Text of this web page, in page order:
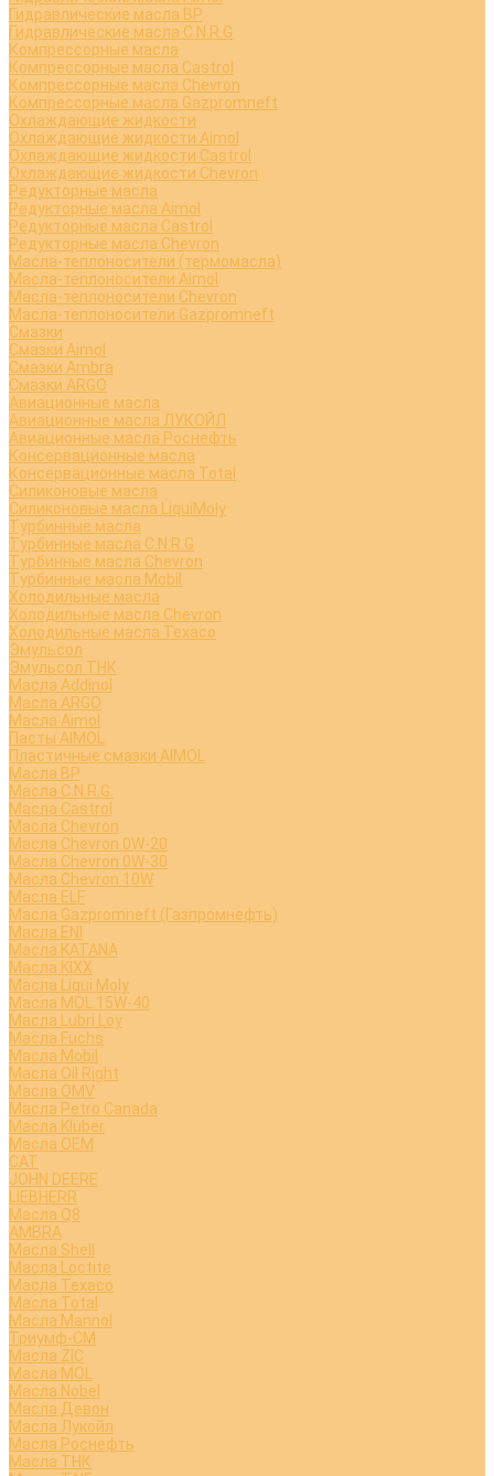
Гидравлические масла BP
Гидравлические масла C.N.R.G
Компрессорные масла
Компрессорные масла Castrol
Компрессорные масла Chevron
Компрессорные масла Gazpromneft
Охлаждающие жидкости
Охлаждающие жидкости Aimol
Охлаждающие жидкости Castrol
Охлаждающие жидкости Chevron
Редукторные масла
Редукторные масла Aimol
Редукторные масла Castrol
Редукторные масла Chevron
Масла-теплоносители (термомасла)
Масла-теплоносители Aimol
Масла-теплоносители Chevron
Масла-теплоносители Gazpromneft
Смазки
Смазки Aimol
Смазки Ambra
Смазки ARGO
Авиационные масла
Авиационные масла ЛУКОЙЛ
Авиационные масла Роснефть
Консервационные масла
Консервационные масла Total
Силиконовые масла
Силиконовые масла LiquiMoly
Турбинные масла
Турбинные масла C.N.R.G
Турбинные масла Chevron
Турбинные масла Mobil
Холодильные масла
Холодильные масла Chevron
Холодильные масла Texaco
Эмульсол
Эмульсол ТНК
Масла Addinol
Масла ARGO
Масла Aimol
Пасты AIMOL
Пластичные смазки AIMOL
Масла BP
Масла C.N.R.G.
Масла Castrol
Масла Chevron
Масла Chevron 0W-20
Масла Chevron 0W-30
Масла Chevron 10W
Масла ELF
Масла Gazpromneft (Газпромнефть)
Масла ENI
Масла KATANA
Масла KIXX
Масла Liqui Moly
Масла MOL 15W-40
Масла Lubri Loy
Масла Fuchs
Масла Mobil
Масла Oil Right
Масла OMV
Масла Petro Canada
Масла Kluber
Масла OEM
CAT
JOHN DEERE
LIEBHERR
Масла Q8
AMBRA
Масла Shell
Масла Loctite
Масла Texaco
Масла Total
Масла Mannol
Триумф-СМ
Масла ZIC
Масла MOL
Масла Nobel
Масла Девон
Масла Лукойл
Масла Роснефть
Масла ТНК